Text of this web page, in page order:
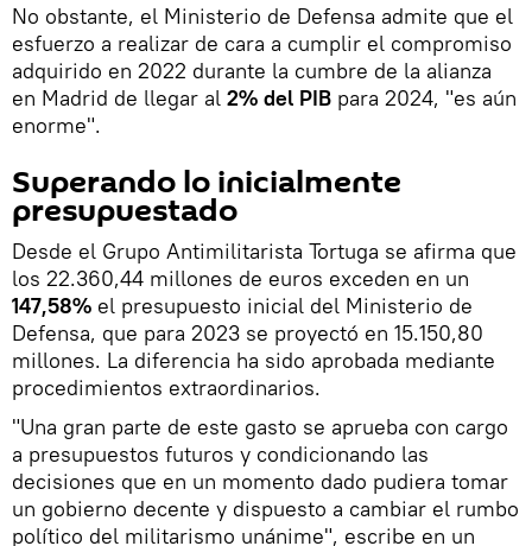
No obstante, el Ministerio de Defensa admite que el
esfuerzo a realizar de cara a cumplir el compromiso
adquirido en 2022 durante la cumbre de la alianza
en Madrid de llegar al 2% del PIB para 2024, "es aún
enorme".
Superando lo inicialmente
presupuestado
Desde el Grupo Antimilitarista Tortuga se afirma que
los 22.360,44 millones de euros exceden en un
147,58% el presupuesto inicial del Ministerio de
Defensa, que para 2023 se proyectó en 15.150,80
millones. La diferencia ha sido aprobada mediante
procedimientos extraordinarios.
"Una gran parte de este gasto se aprueba con cargo
a presupuestos futuros y condicionando las
decisiones que en un momento dado pudiera tomar
un gobierno decente y dispuesto a cambiar el rumbo
político del militarismo unánime", escribe en un